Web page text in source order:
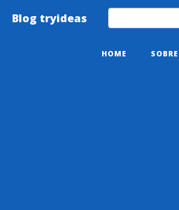
Blog tryideas
HOME SOBRE